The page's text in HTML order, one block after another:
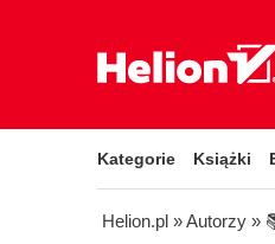
Kategorie Książki
Helion.pl » Autorzy »